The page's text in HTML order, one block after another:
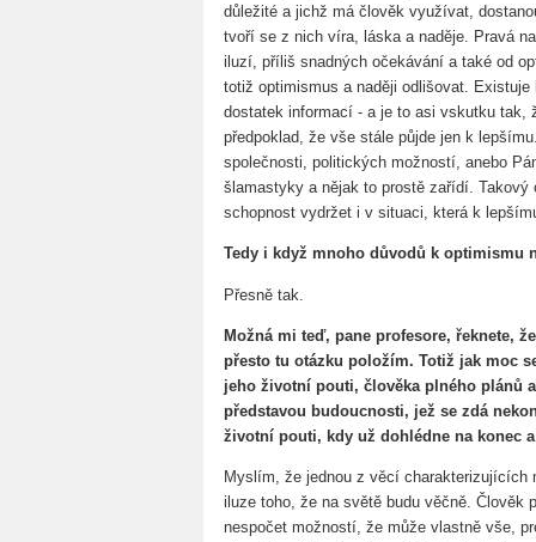
důležité a jichž má člověk využívat,
tvoří se z nich víra, láska a naděje. Pravá
iluzí, příliš snadných očekávání a také od
totiž optimismus a naději odlišovat.
dostatek informací - a je to asi vskutku tak,
předpoklad, že vše stále půjde jen k
společnosti, politických možností, anebo
šlamastyky a nějak to prostě zařídí.
schopnost vydržet i v situaci, která k
Tedy i když mnoho důvodů k optimismu
Přesně tak.
Možná mi teď, pane profesore, řeknete,
přesto tu otázku položím. Totiž jak moc
jeho životní pouti, člověka plného plánů
představou budoucnosti, jež se zdá
životní pouti, kdy už dohlédne na konec
Myslím, že jednou z věcí charakterizujících
iluze toho, že na světě budu věčně. Člověk
nespočet možností, že může vlastně vše,